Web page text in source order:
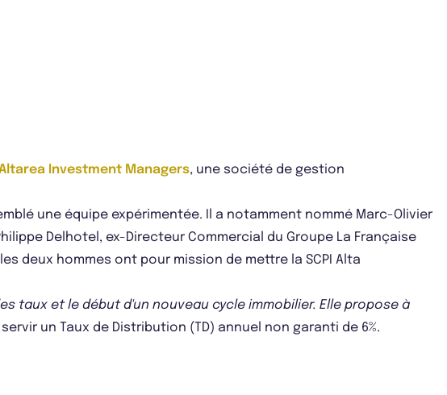
Investment Managers, une société de gestion
une équipe expérimentée. Il a notamment nommé Marc-Olivier
Delhotel, ex-Directeur Commercial du Groupe La Française
deux hommes ont pour mission de mettre la SCPI Alta
taux et le début d'un nouveau cycle immobilier. Elle propose à
un Taux de Distribution (TD) annuel non garanti de 6%.